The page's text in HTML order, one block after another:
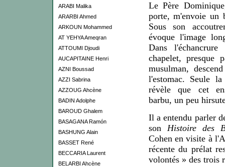
ARABI Malika
ARARBI Ahmed
ARKOUN Mohammed
AT YEHYA Ameqran
ATTOUMI Djoudi
AUCAPITAINE Henri
AZNI Boussad
AZZI Sabrina
AZZOUG Ahcène
BADIN Adolphe
BAROUD Ghalem
BASAGANA Ramón
BASHUNG Alain
BASSET René
BECCARIA Laurent
BELARBI Ahcène
Le Père Domini
porte, m'envoie un
Sous son
évoque l'image
Dans
chapelet, presque
musulman, desc
l'estomac. Seule
révèle que cet
barbu, un peu
Il a entendu parler
son Histoire des
Cohen en visite à
récente du prélat
volontés » des trois